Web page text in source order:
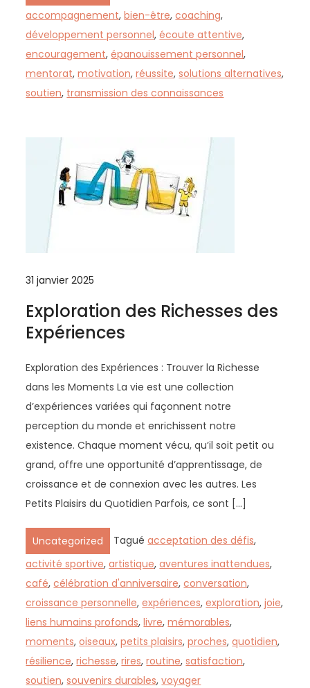
accompagnement,bien-être,coaching,
développement personnel,écoute attentive,
encouragement,épanouissement personnel,
mentorat,motivation,réussite,solutions alternatives,
soutien, transmission des connaissances
31 janvier 2025
Exploration des Richesses des
Expériences
Exploration des Expériences : Trouver la Richesse
dans les Moments La vie est une collection
d’expériences variées qui façonnent notre
perception du monde et enrichissent notre
existence. Chaque moment vécu, qu’il soit petit ou
grand, offre une opportunité d’apprentissage, de
croissance et de connexion avec les autres. Les
Petits Plaisirs du Quotidien Parfois, ce sont […]
Uncategorized Taguéacceptation des défis,
activité sportive,artistique,aventures inattendues,
café,célébration d'anniversaire,conversation,
croissance personnelle,expériences,exploration,joie,
liens humains profonds,livre,mémorables,
moments,oiseaux,petits plaisirs,proches,quotidien,
résilience,richesse,rires,routine,satisfaction,
soutien,souvenirs durables,voyager